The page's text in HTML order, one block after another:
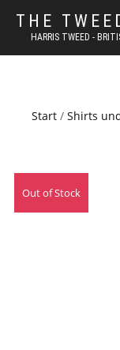
THE
HARRIS TWEED -
Start/ Shirts
Out of Stock